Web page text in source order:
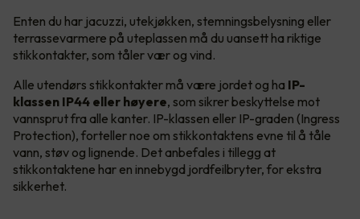
Enten du har jacuzzi, utekjøkken, stemningsbelysning eller
terrassevarmere på uteplassen må du uansett ha riktige
stikkontakter, som tåler vær og vind.
Alle utendørs stikkontakter må være jordet og ha IP-
klassen IP44 eller høyere, som sikrer beskyttelse mot
vannsprut fra alle kanter. IP-klassen eller IP-graden (Ingress
Protection), forteller noe om stikkontaktens evne til å tåle
vann, støv og lignende. Det anbefales i tillegg at
stikkontaktene har en innebygd jordfeilbryter, for ekstra
sikkerhet.